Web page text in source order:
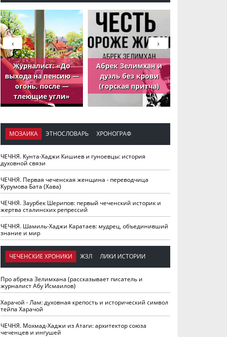
Журналист: «До
выхода на пенсию —
огонь, после —
тлеющие угли»
Абрек Зелимхан и
дуэль без крови
(горская притча)
›
‹
МОЗАИКА ЭТНОСЛОВАРЬ ХРОНОГРАФ
ЧЕЧНЯ. Кунта-Хаджи Кишиев и гуноевцы: история
духовной связи
ЧЕЧНЯ. Первая чеченская женщина - переводчица
Курумова Бата (Хава)
ЧЕЧНЯ. Заурбек Шерипов: первый чеченский историк и
жертва сталинских репрессий
ЧЕЧНЯ. Шамиль-Хаджи Каратаев: мудрец, объединивший
знание и мир
ЧЕЧЕНСКИЕ ХРОНИКИ ЖЗЛ ЛИКИ ИСТОРИИ
Про абрека Зелимхана (рассказывает писатель и
журналист Абу Исмаилов)
Харачой - Лам: духовная крепость и исторический символ
тейпа Харачой
ЧЕЧНЯ. Мохмад-Хаджи из Атаги: архитектор союза
чеченцев и ингушей